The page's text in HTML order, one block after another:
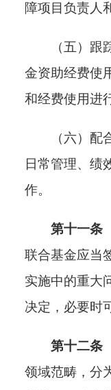
障项目负责人
（五）
金资助经费使
和经费使用进
（六）
日常管理、绩
作。
第十一条
联合基金应当
实施中的重大
决定 ， 必要时
第十二条
领域范畴，分